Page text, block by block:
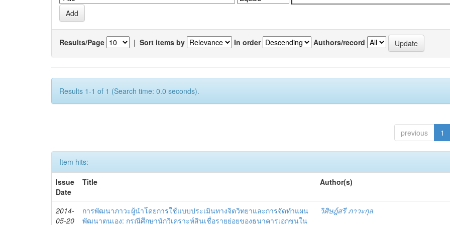
Results/Page | Sort items by In order Authors/record
Results 1-1 of 1 (Search time: 0.0 seconds).
previous 1
Item hits:
Issue
Date
Title Author(s)
2014-
05-20
การพัฒนาภาวะผู้นำโดยการใช้แบบประเมินทางจิตวิทยาและการจัดทำแผน
พัฒนาตนเอง: กรณีศึกษานักวิเคราะห์สินเชื่อรายย่อยของธนาคารเอกชนใน
วิศิษฎ์สรี ภาวะกุล